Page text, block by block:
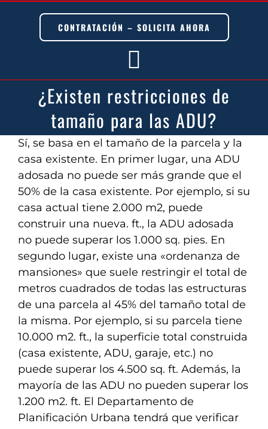
content
CONTRATACIÓN – SOLICITA AHORA
Toggle
Navigation
¿Existen restricciones de
tamaño para las ADU?
Sí, se basa en el tamaño de la parcela y la
casa existente. En primer lugar, una ADU
adosada no puede ser más grande que el
50% de la casa existente. Por ejemplo, si su
casa actual tiene 2.000 m2, puede
construir una nueva. ft., la ADU adosada
no puede superar los 1.000 sq. pies. En
segundo lugar, existe una «ordenanza de
mansiones» que suele restringir el total de
metros cuadrados de todas las estructuras
de una parcela al 45% del tamaño total de
la misma. Por ejemplo, si su parcela tiene
10.000 m2. ft., la superficie total construida
(casa existente, ADU, garaje, etc.) no
puede superar los 4.500 sq. ft. Además, la
mayoría de las ADU no pueden superar los
1.200 m2. ft. El Departamento de
Planificación Urbana tendrá que verificar